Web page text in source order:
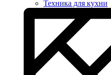
Техника для кухни